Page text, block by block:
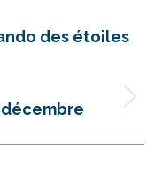
des étoiles
décembre